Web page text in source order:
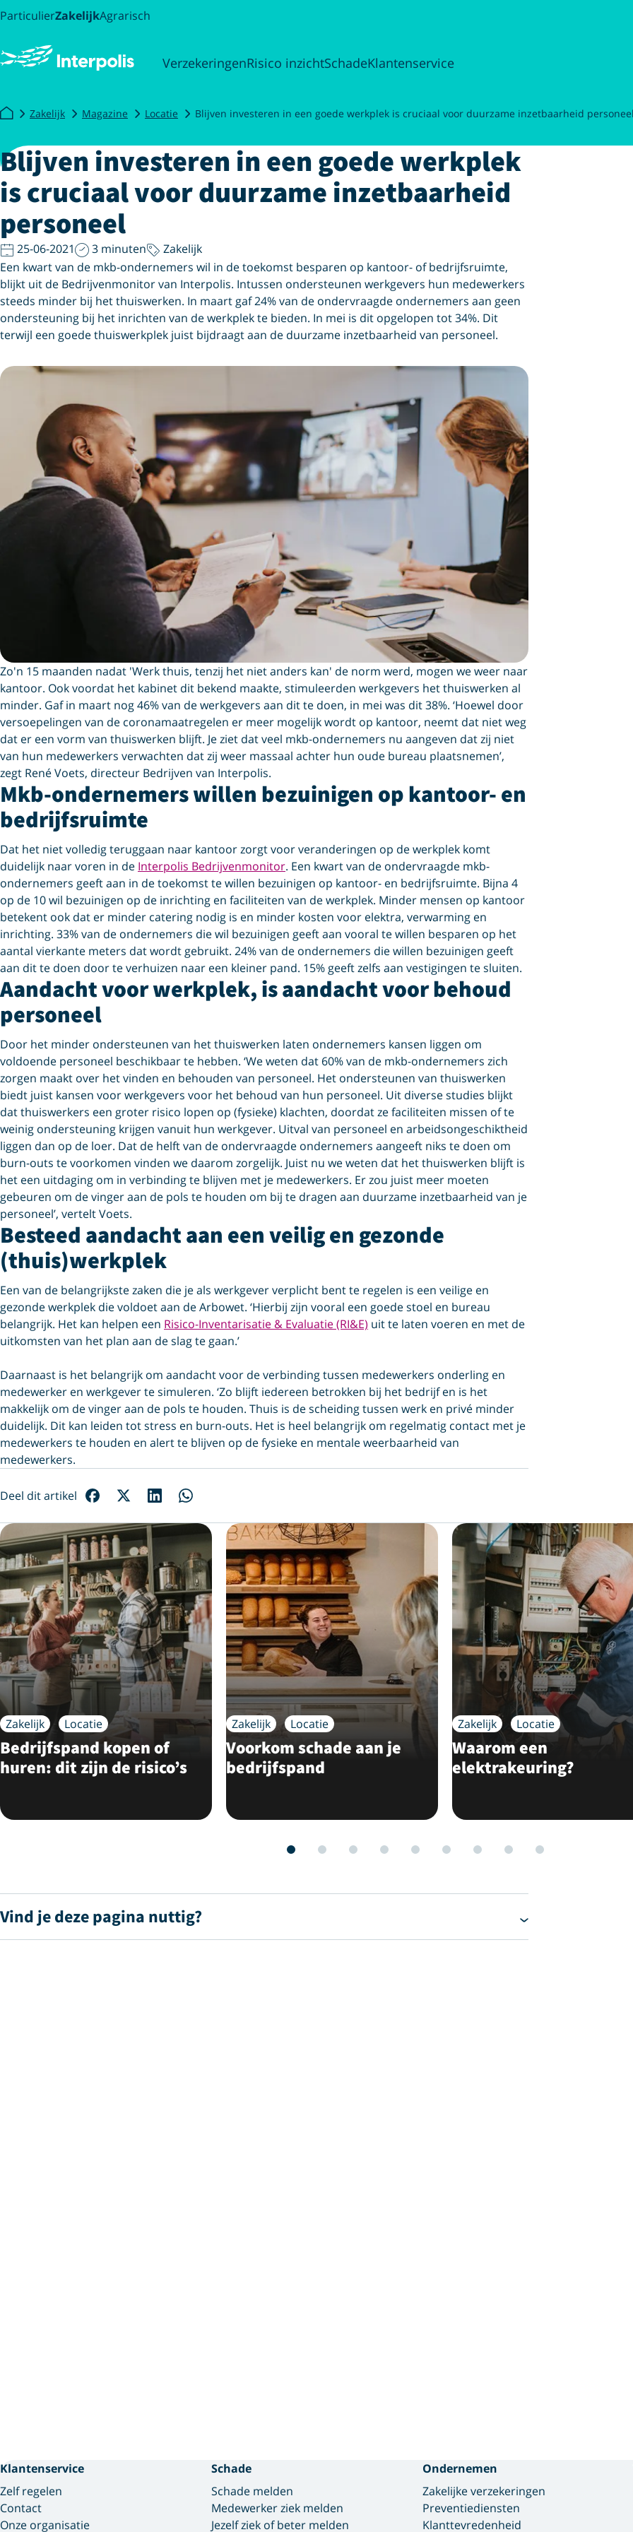
ParticulierZakelijkAgrarisch
VerzekeringenRisico inzichtSchadeKlantenservice
Zakelijk Magazine Locatie Blijven investeren in een goede werkplek is cruciaal voor duurzame inzetbaarheid personeel
Blijven investeren in een goede werkplek
is cruciaal voor duurzame inzetbaarheid
personeel
25-06-2021 3 minuten
Zakelijk
Een kwart van de mkb-ondernemers wil in de toekomst besparen op kantoor- of bedrijfsruimte,
blijkt uit de Bedrijvenmonitor van Interpolis. Intussen ondersteunen werkgevers hun medewerkers
steeds minder bij het thuiswerken. In maart gaf 24% van de ondervraagde ondernemers aan geen
ondersteuning bij het inrichten van de werkplek te bieden. In mei is dit opgelopen tot 34%. Dit
terwijl een goede thuiswerkplek juist bijdraagt aan de duurzame inzetbaarheid van personeel.
Zo'n 15 maanden nadat 'Werk thuis, tenzij het niet anders kan' de norm werd, mogen we weer naar
kantoor. Ook voordat het kabinet dit bekend maakte, stimuleerden werkgevers het thuiswerken al
minder. Gaf in maart nog 46% van de werkgevers aan dit te doen, in mei was dit 38%. ‘Hoewel door
versoepelingen van de coronamaatregelen er meer mogelijk wordt op kantoor, neemt dat niet weg
dat er een vorm van thuiswerken blijft. Je ziet dat veel mkb-ondernemers nu aangeven dat zij niet
van hun medewerkers verwachten dat zij weer massaal achter hun oude bureau plaatsnemen’,
zegt René Voets, directeur Bedrijven van Interpolis.
Mkb-ondernemers willen bezuinigen op kantoor- en
bedrijfsruimte
Dat het niet volledig teruggaan naar kantoor zorgt voor veranderingen op de werkplek komt
duidelijk naar voren in de Interpolis Bedrijvenmonitor. Een kwart van de ondervraagde mkb-
ondernemers geeft aan in de toekomst te willen bezuinigen op kantoor- en bedrijfsruimte. Bijna 4
op de 10 wil bezuinigen op de inrichting en faciliteiten van de werkplek. Minder mensen op kantoor
betekent ook dat er minder catering nodig is en minder kosten voor elektra, verwarming en
inrichting. 33% van de ondernemers die wil bezuinigen geeft aan vooral te willen besparen op het
aantal vierkante meters dat wordt gebruikt. 24% van de ondernemers die willen bezuinigen geeft
aan dit te doen door te verhuizen naar een kleiner pand. 15% geeft zelfs aan vestigingen te sluiten.
Aandacht voor werkplek, is aandacht voor behoud
personeel
Door het minder ondersteunen van het thuiswerken laten ondernemers kansen liggen om
voldoende personeel beschikbaar te hebben. ‘We weten dat 60% van de mkb-ondernemers zich
zorgen maakt over het vinden en behouden van personeel. Het ondersteunen van thuiswerken
biedt juist kansen voor werkgevers voor het behoud van hun personeel. Uit diverse studies blijkt
dat thuiswerkers een groter risico lopen op (fysieke) klachten, doordat ze faciliteiten missen of te
weinig ondersteuning krijgen vanuit hun werkgever. Uitval van personeel en arbeidsongeschiktheid
liggen dan op de loer. Dat de helft van de ondervraagde ondernemers aangeeft niks te doen om
burn-outs te voorkomen vinden we daarom zorgelijk. Juist nu we weten dat het thuiswerken blijft is
het een uitdaging om in verbinding te blijven met je medewerkers. Er zou juist meer moeten
gebeuren om de vinger aan de pols te houden om bij te dragen aan duurzame inzetbaarheid van je
personeel’, vertelt Voets.
Besteed aandacht aan een veilig en gezonde
(thuis)werkplek
Een van de belangrijkste zaken die je als werkgever verplicht bent te regelen is een veilige en
gezonde werkplek die voldoet aan de Arbowet. ‘Hierbij zijn vooral een goede stoel en bureau
belangrijk. Het kan helpen een Risico-Inventarisatie & Evaluatie (RI&E) uit te laten voeren en met de
uitkomsten van het plan aan de slag te gaan.’
Daarnaast is het belangrijk om aandacht voor de verbinding tussen medewerkers onderling en
medewerker en werkgever te simuleren. ‘Zo blijft iedereen betrokken bij het bedrijf en is het
makkelijk om de vinger aan de pols te houden. Thuis is de scheiding tussen werk en privé minder
duidelijk. Dit kan leiden tot stress en burn-outs. Het is heel belangrijk om regelmatig contact met je
medewerkers te houden en alert te blijven op de fysieke en mentale weerbaarheid van
medewerkers.
Deel dit artikel
Zakelijk Locatie
Bedrijfspand kopen of
huren: dit zijn de risico’s
Zakelijk Locatie
Voorkom schade aan je
bedrijfspand
Zakelijk Locatie
Waarom een
elektrakeuring?
Vind je deze pagina nuttig?
Klantenservice
Zelf regelen
Contact
Onze organisatie
Schade
Schade melden
Medewerker ziek melden
Jezelf ziek of beter melden
Ondernemen
Zakelijke verzekeringen
Preventiediensten
Klanttevredenheid